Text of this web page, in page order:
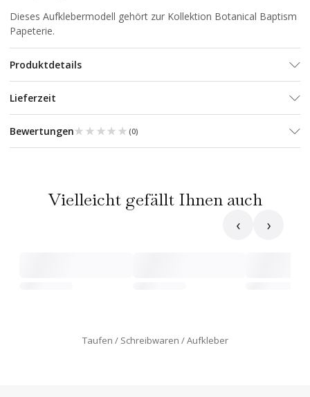
Dieses Aufklebermodell gehört zur Kollektion Botanical Baptism
Papeterie.
Produktdetails
Lieferzeit
Bewertungen★★★★★
★★★★★ (0)
Vielleicht gefällt Ihnen auch
‹ ›
Taufen Schreibwaren Aufkleber